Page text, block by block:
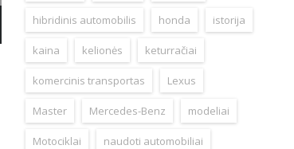
hibridinis automobilis honda istorija
kaina kelionės keturračiai
komercinis transportas Lexus
Master Mercedes-Benz modeliai
Motociklai naudoti automobiliai